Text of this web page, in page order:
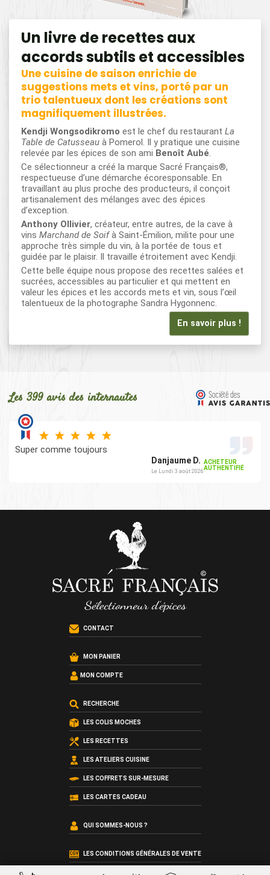
Un livre de recettes aux
accords subtils et accessibles
Une cuisine de saison enrichie de
suggestions mets et vins, porté par un
trio talentueux dont les créations sont
magnifiquement illustrées.
Kendji Wongsodikromo est le chef du restaurant La
Table de Catusseau à Pomerol. Il y pratique une cuisine
relevée par les épices de son ami Benoît Aubé.
Ce sélectionneur a créé la marque Sacré Français®,
respectueuse d’une démarche écoresponsable. En
travaillant au plus proche des producteurs, il conçoit
artisanalement des mélanges avec des épices
d’exception.
Anthony Ollivier, créateur, entre autres, de la cave à
vins Marchand de Soifà Saint-Émilion, milite pour une
approche très simple du vin, à la portée de tous et
guidée par le plaisir. Il travaille étroitement avec Kendji.
Cette belle équipe nous propose des recettes salées et
sucrées, accessibles au particulier et qui mettent en
valeur les épices et les accords mets et vin, sous l’œil
talentueux de la photographe Sandra Hygonnenc.
En savoir plus !
Les 399 avis des internautes
Super comme toujours
Danjaume D.
Le Lundi 3 août 2026
ACHETEUR
AUTHENTIFIÉ
CONTACT
MON PANIER
MON COMPTE
RECHERCHE
LES COLIS MOCHES
LES RECETTES
LES ATELIERS CUISINE
LES COFFRETS SUR-MESURE
LES CARTES CADEAU
QUI SOMMES-NOUS ?
LES CONDITIONS GÉNÉRALES DE VENTE